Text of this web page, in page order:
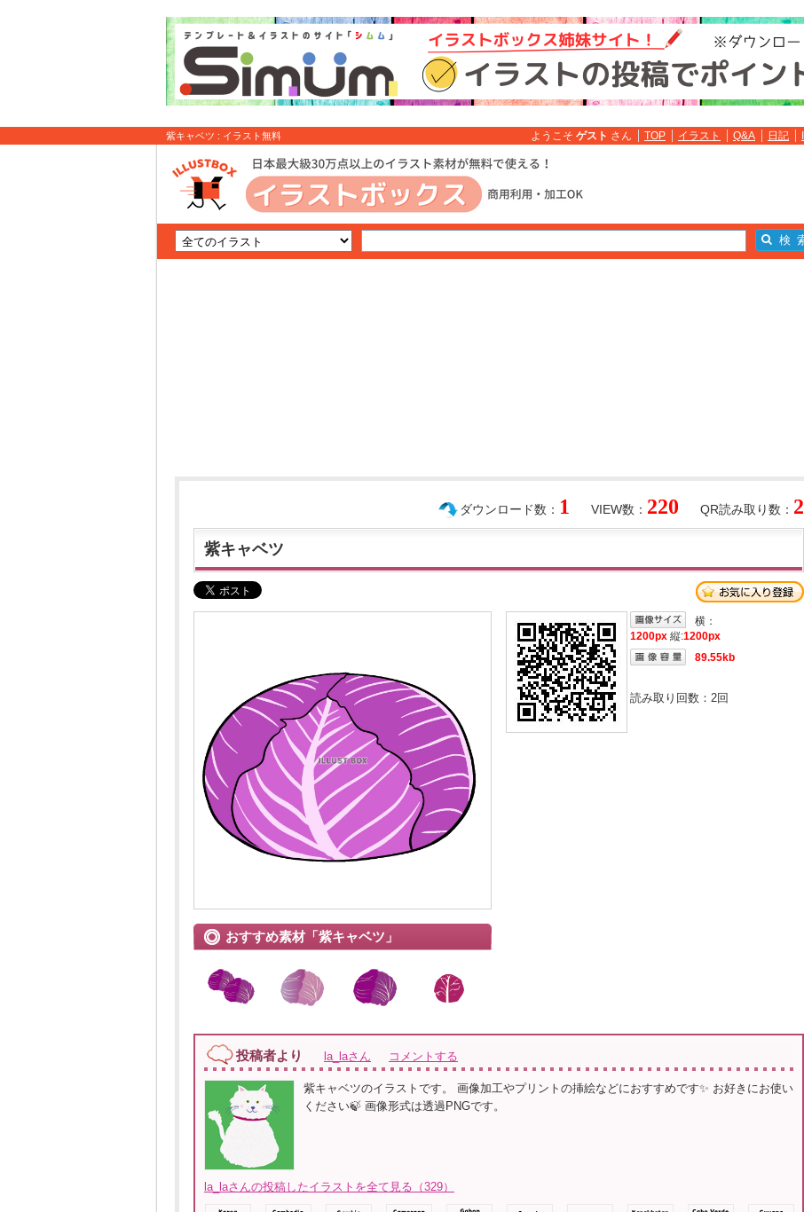
紫キャベツ : イラスト無料 ようこそ ゲスト さん TOP イラスト Q&A 日記
QR読み取り数： 2
VIEW数： 220
ダウンロード数： 1
紫キャベツ
おすすめ素材「紫キャベツ」
横：
1200px 縦:1200px
89.55kb
読み取り回数： 2回
投稿者より la_laさん コメントする
紫キャベツのイラストです。 画像加工やプリントの挿絵などにおすすめです✨ お好きにお使い
ください🍃 画像形式は透過PNGです。
la_laさんの投稿したイラストを全て見る（329）